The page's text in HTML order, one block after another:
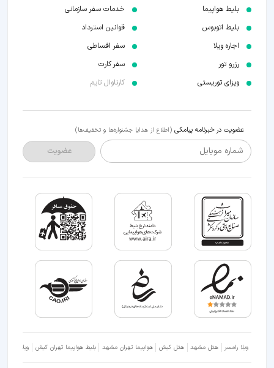
بلیط هواپیما
بلیط اتوبوس
اجاره ویلا
رزرو تور
ویزای توریستی
خدمات سفر سازمانی
قوانین استرداد
سفر اقساطی
سفر کارت
کارناوال تایم
عضویت در خبرنامه پیامکی (اطلاع از هدایا جشنواره‌ها و تخفیف‌ها)
شماره موبایل عضویت
ویلا رامسر هتل مشهد هتل کیش هواپیما تهران مشهد بلیط هواپیما تهران کیش ویلا شمال